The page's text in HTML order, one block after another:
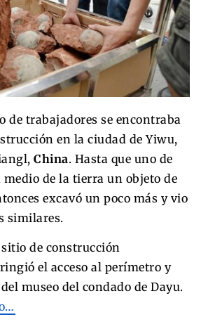
de trabajadores se encontraba
en la ciudad de Yiwu,
China. Hasta que uno de
medio de la tierra un objeto de
excavó un poco más y vio
similares.
de construcción
el acceso al perímetro y
museo del condado de Dayu.